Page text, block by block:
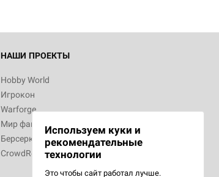
НАШИ ПРОЕКТЫ
Hobby World
Игрокон
Warforge
Мир фантастики
Берсерк
CrowdRepublic
Используем куки и
рекомендательные
технологии
Это чтобы сайт работал лучше.